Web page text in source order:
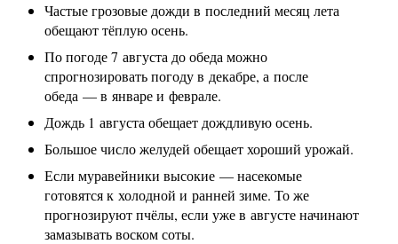
Частые грозовые дожди в последний месяц лета
обещают тёплую осень.
По погоде 7 августа до обеда можно
спрогнозировать погоду в декабре, а после
обеда — в январе и феврале.
Дождь 1 августа обещает дождливую осень.
Большое число желудей обещает хороший урожай.
Если муравейники высокие — насекомые
готовятся к холодной и ранней зиме. То же
прогнозируют пчёлы, если уже в августе начинают
замазывать воском соты.